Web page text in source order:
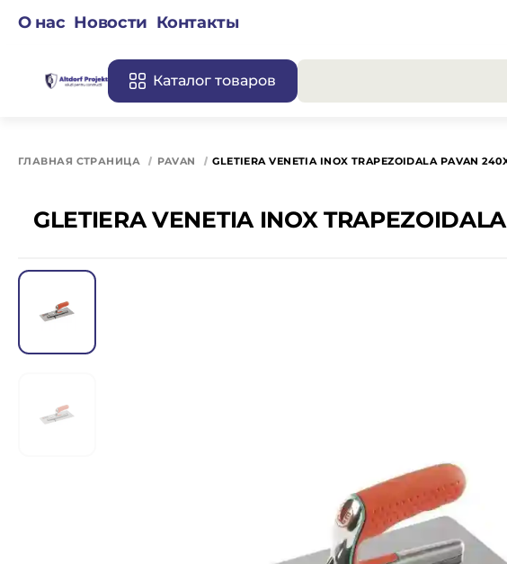
О нас Новости Контакты
Каталог товаров
ГЛАВНАЯ СТРАНИЦА PAVAN GLETIERA VENETIA INOX TRAPEZOIDALA PAVAN
GLETIERA VENETIA INOX